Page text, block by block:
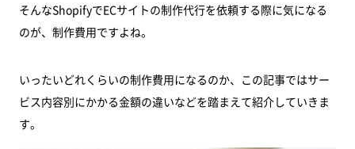
そんなShopifyでECサイトの制作代行を依頼する際に気になる
のが、制作費用ですよね。
いったいどれくらいの制作費用になるのか、この記事ではサー
ビス内容別にかかる金額の違いなどを踏まえて紹介していきま
す。